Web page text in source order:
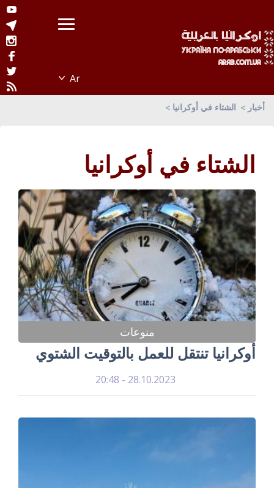
أخبار الشتاء في أوكرانيا
الشتاء في أوكرانيا
منوعات
أوكرانيا تنتقل للعمل بالتوقيت الشتوي
28.10.2023 - 20:48